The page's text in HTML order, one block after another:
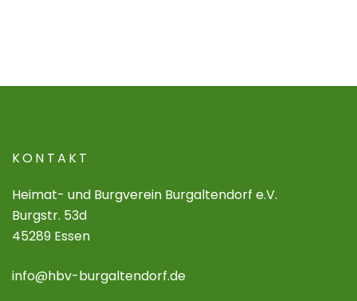
KONTAKT
Heimat- und Burgverein Burgaltendorf e.V.
Burgstr. 53d
45289 Essen
info@hbv-burgaltendorf.de